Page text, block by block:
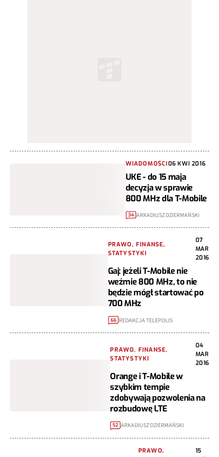
WIADOMOŚCI06 KWI 2016
UKE - do 15 maja
decyzja w sprawie
800 MHz dla T-Mobile
34 ARKADIUSZ DZIERMAŃSKI
PRAWO, FINANSE,
STATYSTYKI
07
MAR
2016
Gaj: jeżeli T-Mobile nie
weźmie 800 MHz, to nie
będzie mógł startować po
700 MHz
66 REDAKCJA TELEPOLIS
PRAWO, FINANSE,
STATYSTYKI
04
MAR
2016
Orange i T-Mobile w
szybkim tempie
zdobywają pozwolenia na
rozbudowę LTE
52 ARKADIUSZ DZIERMAŃSKI
PRAWO,
15